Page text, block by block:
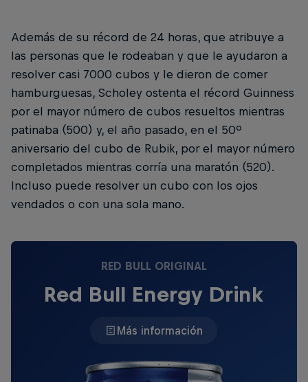
Además de su récord de 24 horas, que atribuye a
las personas que le rodeaban y que le ayudaron a
resolver casi 7000 cubos y le dieron de comer
hamburguesas, Scholey ostenta el récord Guinness
por el mayor número de cubos resueltos mientras
patinaba (500) y, el año pasado, en el 50º
aniversario del cubo de Rubik, por el mayor número
completados mientras corría una maratón (520).
Incluso puede resolver un cubo con los ojos
vendados o con una sola mano.
RED BULL ORIGINAL
Red Bull Energy Drink
Más información